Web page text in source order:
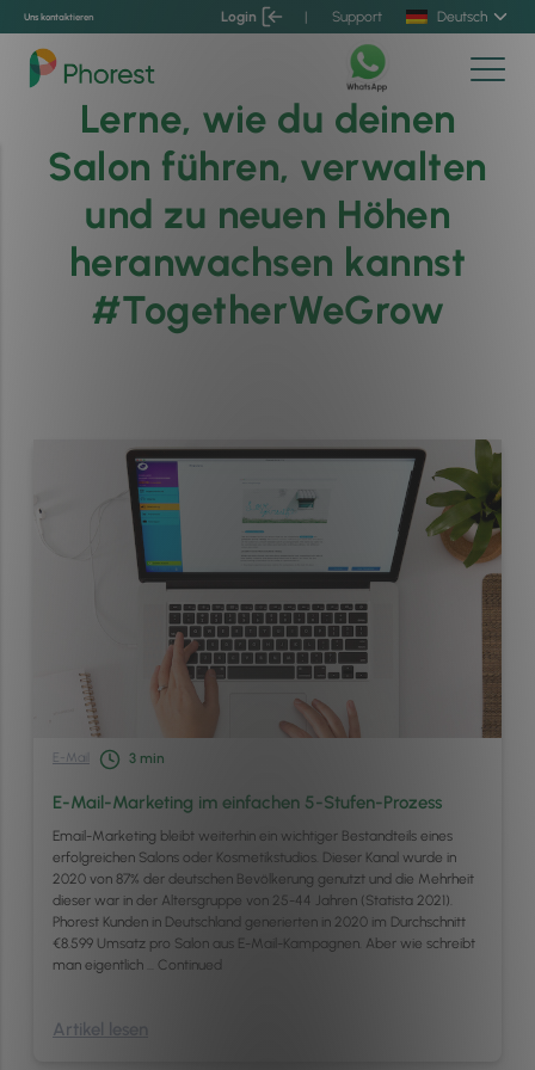
Uns kontaktieren Login | Support Deutsch
Lerne, wie du deinen
Salon führen, verwalten
und zu neuen Höhen
heranwachsen kannst
#TogetherWeGrow
E-Mail 3 min
E-Mail-Marketing im einfachen 5-Stufen-Prozess
Email-Marketing bleibt weiterhin ein wichtiger Bestandteils eines
erfolgreichen Salons oder Kosmetikstudios. Dieser Kanal wurde in
2020 von 87% der deutschen Bevölkerung genutzt und die Mehrheit
dieser war in der Altersgruppe von 25-44 Jahren (Statista 2021).
Phorest Kunden in Deutschland generierten in 2020 im Durchschnitt
€8.599 Umsatz pro Salon aus E-Mail-Kampagnen. Aber wie schreibt
man eigentlich … Continued
Artikel lesen